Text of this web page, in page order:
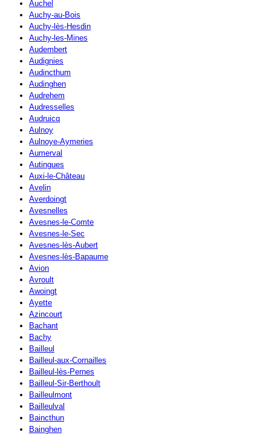
Auchel
Auchy-au-Bois
Auchy-lès-Hesdin
Auchy-les-Mines
Audembert
Audignies
Audincthum
Audinghen
Audrehem
Audresselles
Audruicq
Aulnoy
Aulnoye-Aymeries
Aumerval
Autingues
Auxi-le-Château
Avelin
Averdoingt
Avesnelles
Avesnes-le-Comte
Avesnes-le-Sec
Avesnes-lès-Aubert
Avesnes-lès-Bapaume
Avion
Avroult
Awoingt
Ayette
Azincourt
Bachant
Bachy
Bailleul
Bailleul-aux-Cornailles
Bailleul-lès-Pernes
Bailleul-Sir-Berthoult
Bailleulmont
Bailleulval
Baincthun
Bainghen